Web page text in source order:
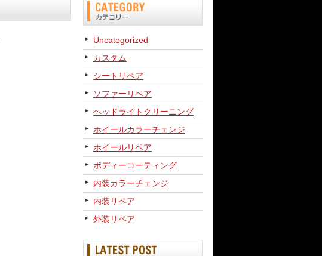
Uncategorized
カスタム
シートリペア
ソファーリペア
ヘッドライトクリーニング
ホイールカラーチェンジ
ホイールリペア
ボディーコーティング
内装カラーチェンジ
内装リペア
外装リペア